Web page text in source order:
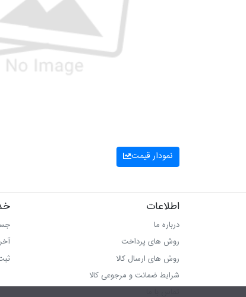
نمودار قیمت
اطلاعات
درباره ما
روش های پرداخت
روش های ارسال کالا
شرایط ضمانت و مرجوعی کالا